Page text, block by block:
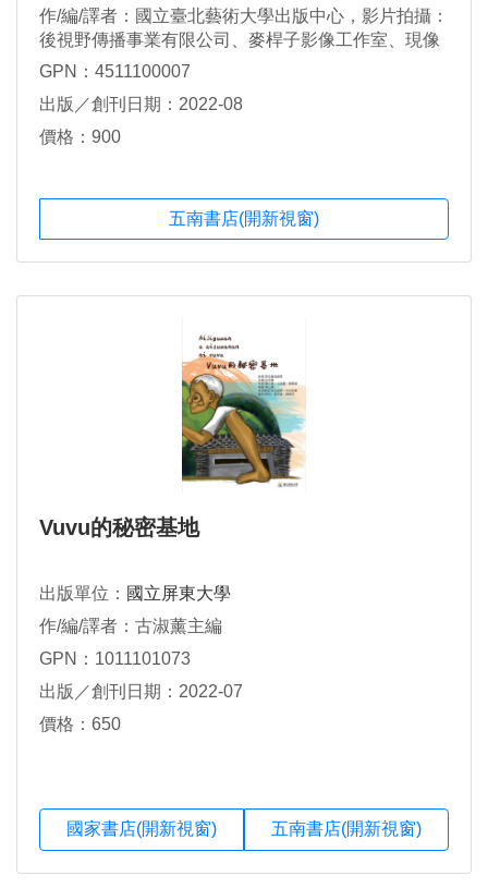
作/編/譯者：國立臺北藝術大學出版中心，影片拍攝：
後視野傳播事業有限公司、麥桿子影像工作室、現像
所電影有限公司
GPN：4511100007
出版／創刊日期：2022-08
價格：900
五南書店(開新視窗)
Vuvu的秘密基地
出版單位： 國立屏東大學
作/編/譯者：古淑薰主編
GPN：1011101073
出版／創刊日期：2022-07
價格：650
國家書店(開新視窗) 五南書店(開新視窗)